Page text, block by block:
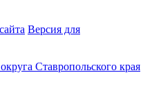
Версия для
Ставропольского края